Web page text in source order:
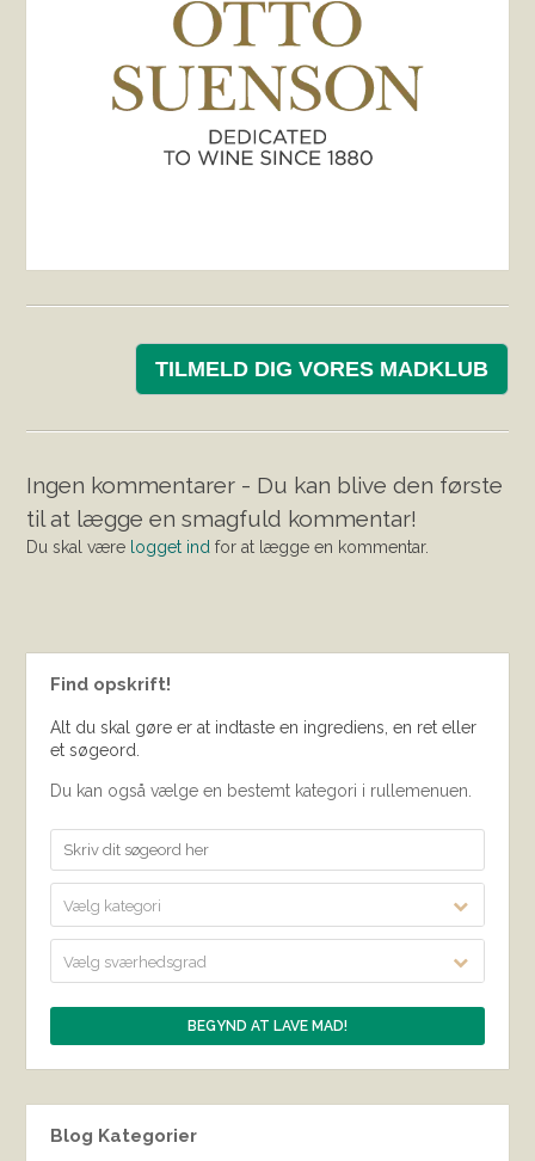
TILMELD DIG VORES MADKLUB
Ingen kommentarer - Du kan blive den første
til at lægge en smagfuld kommentar!
Du skal være logget ind for at lægge en kommentar.
Find opskrift!
Alt du skal gøre er at indtaste en ingrediens, en ret eller
et søgeord.
Du kan også vælge en bestemt kategori i rullemenuen.
Vælg kategori
Vælg sværhedsgrad
Blog Kategorier